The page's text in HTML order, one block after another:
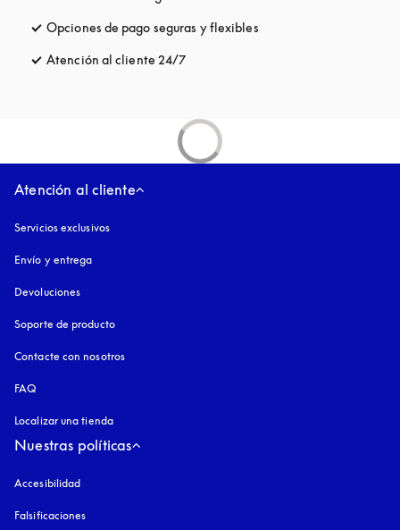
Opciones de pago seguras y flexibles
Atención al cliente 24/7
Atención al cliente
Servicios exclusivos
Envío y entrega
Devoluciones
Soporte de producto
Contacte con nosotros
FAQ
Localizar una tienda
Nuestras políticas
Accesibilidad
Falsificaciones